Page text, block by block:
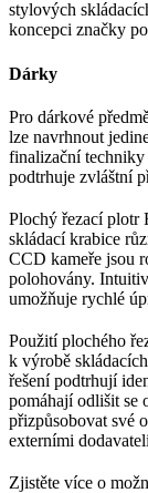
stylových
koncepci značky
Dárky
Pro dárkové
lze navrhnout
finalizační
podtrhuje zvláštní
Plochý řezací plotr
skládací krabice
CCD kameře jsou
polohovány.
umožňuje rychlé
Použití plochého
k výrobě
řešení podtrhují
pomáhají odlišit se
přizpůsobovat své
externími
Zjistěte více o